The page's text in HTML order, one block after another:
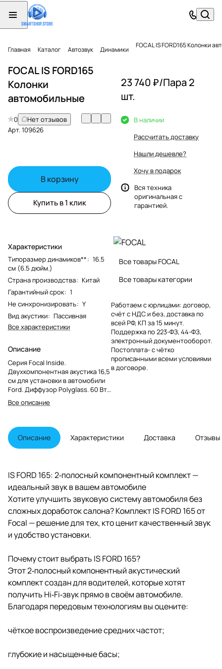
Главная Каталог Автозвук Динамики FOCAL IS FORD165 Колонки
FOCAL IS FORD165
Колонки
автомобильные
0
Нет отзывов
Арт.109626
В корзину
Купить в 1 клик
Характеристики
Типоразмер динамиков**: 16.5
см (6.5 дюйм.)
Страна производства: Китай
Гарантийный срок: 1
Не синхронизировать: Y
Вид акустики: Пассивная
Все характеристики
Описание
Серия Focal Inside.
Двухкомпонентная акустика 16,5
см для установки в автомобили
Ford. Диффузор Polyglass. 60 Вт,
60 Гц-21 кГц.<br>
<img width="115"
src="/upload/medialibrary/106/q0
wh18y6l8fm7e3j1lmmxgedotjsjk6b
.jpg" height="97"
Все описание
23 740 ₽/Пара 2
шт.
В наличии
Рассчитать доставку
Нашли дешевле?
Хочу в подарок
Вся техника
оригинальная с
гарантией.
Все товары FOCAL
Все товары категории
Работаем с юрлицами: договор,
счёт с НДС и без, доставка по
всей РФ, КП за 15 минут.
Поддержка по 223-ФЗ, 44-ФЗ,
электронный документооборот.
Постоплата- с чётко
прописанными всеми условиями
в договоре.
Описание Характеристики Доставка Отзывы
IS FORD 165: 2‑полосный компонентный комплект —
идеальный звук в вашем автомобиле
Хотите улучшить звуковую систему автомобиля без
сложных доработок салона? Комплект IS FORD 165 от
Focal — решение для тех, кто ценит качественный звук
и удобство установки.
Почему стоит выбрать IS FORD 165?
Этот 2‑полосный компонентный акустический
комплект создан для водителей, которые хотят
получить Hi‑Fi‑звук прямо в своём автомобиле.
Благодаря передовым технологиям вы оцените:
чёткое воспроизведение средних частот;
глубокие и насыщенные басы;